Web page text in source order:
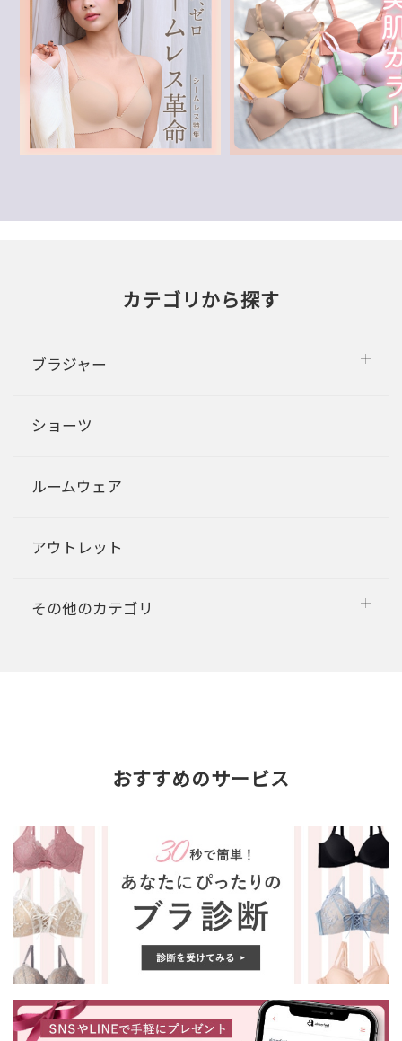
カテゴリから探す
ブラジャー
ショーツ
ルームウェア
アウトレット
その他のカテゴリ
おすすめのサービス